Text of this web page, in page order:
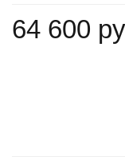
64 600